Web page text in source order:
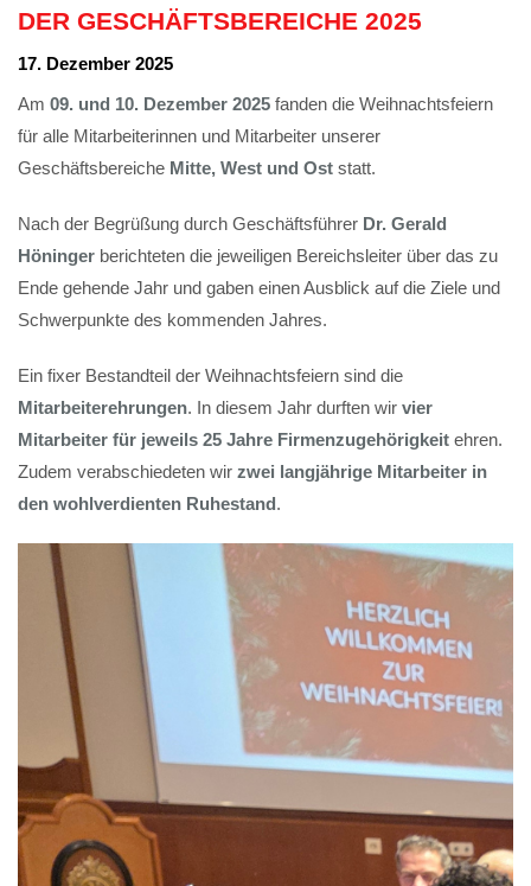
DER GESCHÄFTSBEREICHE 2025
17. Dezember 2025
Am09. und 10. Dezember 2025 fanden die Weihnachtsfeiern
für alle Mitarbeiterinnen und Mitarbeiter unserer
Geschäftsbereiche Mitte, West und Ost statt.
Nach der Begrüßung durch Geschäftsführer Dr. Gerald
Höninger berichteten die jeweiligen Bereichsleiter über das zu
Ende gehende Jahr und gaben einen Ausblick auf die Ziele und
Schwerpunkte des kommenden Jahres.
Ein fixer Bestandteil der Weihnachtsfeiern sind die
Mitarbeiterehrungen. In diesem Jahr durften wirvier
Mitarbeiter für jeweils 25 Jahre Firmenzugehörigkeit ehren.
Zudem verabschiedeten wirzwei langjährige Mitarbeiter in
den wohlverdienten Ruhestand.